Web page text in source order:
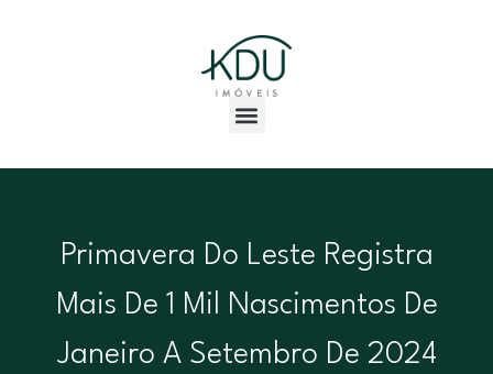
Primavera Do Leste Registra
Mais De 1 Mil Nascimentos De
Janeiro A Setembro De 2024